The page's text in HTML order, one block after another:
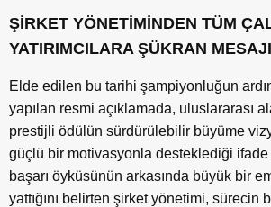
ŞİRKET YÖNETİMİNDEN TÜM
YATIRIMCILARA ŞÜKRAN MESAJI
Elde edilen bu tarihi şampiyonluğun
yapılan resmi açıklamada, uluslararası
prestijli ödülün sürdürülebilir büyüme
güçlü bir motivasyonla desteklediği ifade
başarı öyküsünün arkasında büyük bir
yattığını belirten şirket yönetimi, sürecin